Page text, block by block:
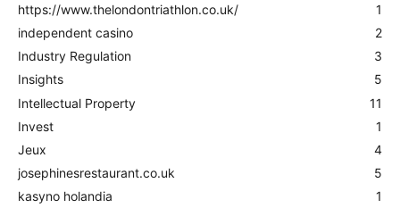
https://www.thelondontriathlon.co.uk/
1
independent casino
2
Industry Regulation
3
Insights
5
Intellectual Property
11
Invest
1
Jeux
4
josephinesrestaurant.co.uk
5
kasyno holandia
1